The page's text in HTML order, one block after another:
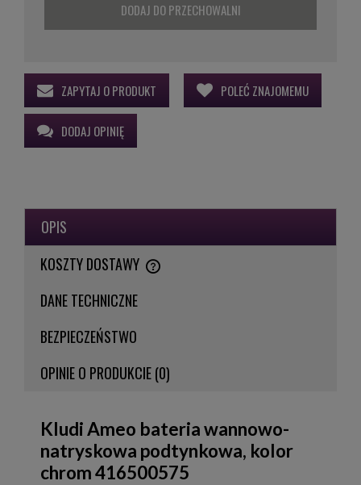
DODAJ DO PRZECHOWALNI
ZAPYTAJ O PRODUKT POLEĆ ZNAJOMEMU
DODAJ OPINIĘ
OPIS
KOSZTY DOSTAWY
CENA NIE ZAWIERA EWENTUALNYCH KOSZTÓW PŁATNOŚCI
DANE TECHNICZNE
BEZPIECZEŃSTWO
OPINIE O PRODUKCIE (0)
Kludi Ameo bateria wannowo-
natryskowa podtynkowa, kolor
chrom 416500575